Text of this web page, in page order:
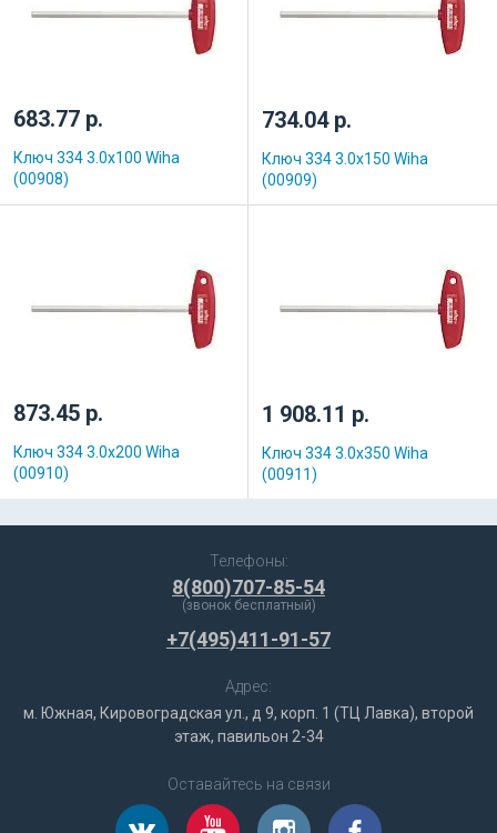
683.77 р.
Ключ 334 3.0x100 Wiha
(00908)
734.04 р.
Ключ 334 3.0x150 Wiha
(00909)
873.45 р.
Ключ 334 3.0x200 Wiha
(00910)
1 908.11 р.
Ключ 334 3.0x350 Wiha
(00911)
Телефоны:
8(800)707-85-54
(звонок бесплатный)
+7(495)411-91-57
Адрес:
м. Южная, Кировоградская ул., д 9, корп. 1 (ТЦ Лавка), второй
этаж, павильон 2-34
Оставайтесь на связи